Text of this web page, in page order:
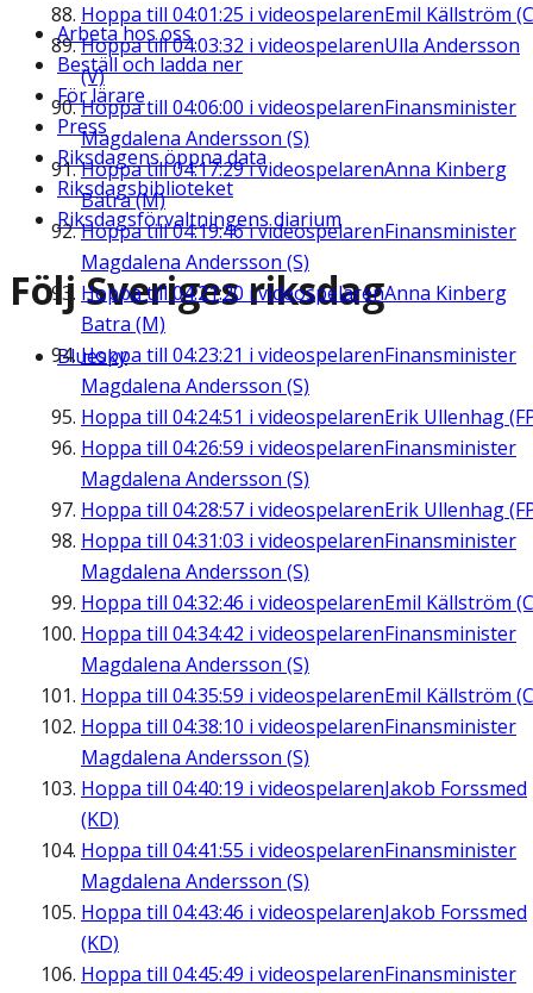
Hoppa till 04:01:25 i videospelarenEmil Källström
Hoppa till04:03:32 i videospelarenUlla Andersson
(V)
Hoppa till 04:06:00 i videospelarenFinansminister
Magdalena Andersson (S)
Hoppa till04:17:29i videospelarenAnna Kinberg
Batra (M)
Hoppa till04:19:46i videospelarenFinansminister
Magdalena Andersson (S)
Hoppa till 04:21:20 i videospelarenAnna Kinberg
Batra (M)
Hoppa till 04:23:21 i videospelarenFinansminister
Magdalena Andersson (S)
Hoppa till 04:24:51 i videospelarenErik Ullenhag
Hoppa till 04:26:59 i videospelarenFinansminister
Magdalena Andersson (S)
Hoppa till 04:28:57 i videospelarenErik Ullenhag
Hoppa till 04:31:03 i videospelarenFinansminister
Magdalena Andersson (S)
Hoppa till 04:32:46 i videospelarenEmil Källström
Hoppa till 04:34:42 i videospelarenFinansminister
Magdalena Andersson (S)
Hoppa till 04:35:59 i videospelarenEmil Källström
Hoppa till 04:38:10 i videospelarenFinansminister
Magdalena Andersson (S)
Hoppa till 04:40:19 i videospelarenJakob Forssmed
(KD)
Hoppa till 04:41:55 i videospelarenFinansminister
Magdalena Andersson (S)
Hoppa till 04:43:46 i videospelarenJakob Forssmed
(KD)
Hoppa till 04:45:49 i videospelarenFinansminister
Arbeta hos oss
Beställ och ladda ner
För lärare
Press
Riksdagens öppna data
Riksdagsbiblioteket
Riksdagsförvaltningens diarium
Följ Sveriges riksdag
Bluesky